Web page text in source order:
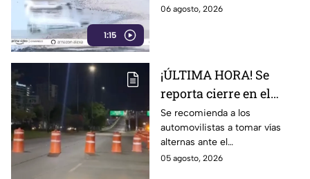
1:15
06 agosto, 2026
¡ÚLTIMA HORA! Se
reporta cierre en el
Distribuidor Juan
Pablo II en León; esto
sabemos
Se recomienda a los
automovilistas a tomar vías
alternas ante el
congestionamiento que se
05 agosto, 2026